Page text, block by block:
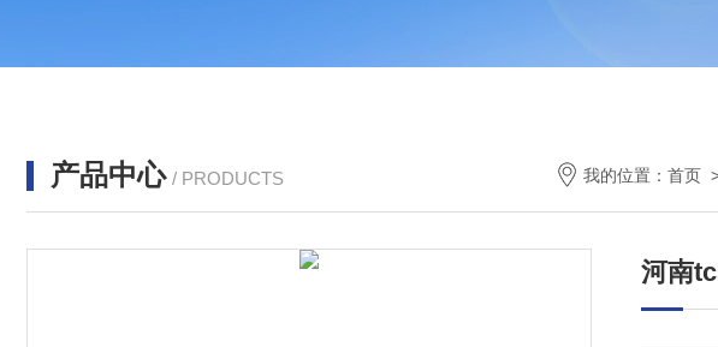
产品中心 / PRODUCTS 我的位置： 首页
河南